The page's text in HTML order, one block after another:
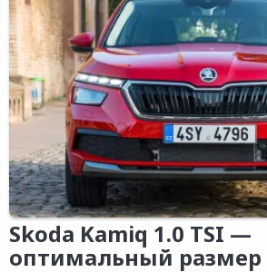
Skoda Kamiq 1.0 TSI —
оптимальный размер